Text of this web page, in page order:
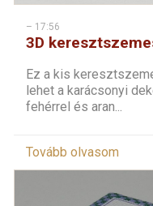
– 17:56
3D
Ez a kis
lehet a karácsonyi
fehérrel és aran...
Tovább olvasom